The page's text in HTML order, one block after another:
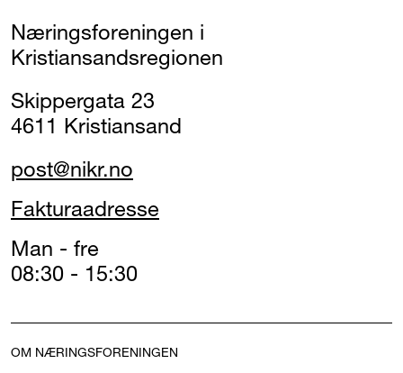
Næringsforeningen i
Kristiansandsregionen
Skippergata 23
4611 Kristiansand
post@nikr.no
Fakturaadresse
Man - fre
08:30 - 15:30
OM NÆRINGSFORENINGEN